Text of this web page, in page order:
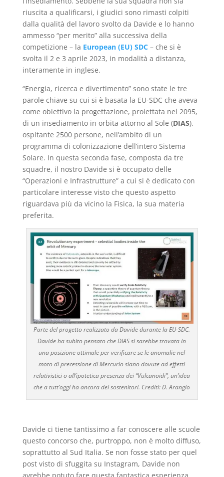
riuscita a qualificarsi, i giudici sono rimasti colpiti
dalla qualità del lavoro svolto da Davide e lo hanno
ammesso “per merito” alla successiva della
competizione – la European (EU) SDC– che si è
svolta il 2 e 3 aprile 2023, in modalità a distanza,
interamente in inglese.
“Energia, ricerca e divertimento” sono state le tre
parole chiave su cui si è basata la EU-SDC che aveva
come obiettivo la progettazione, proiettata nel 2095,
di un insediamento in orbita attorno al Sole (DIAS),
ospitante 2500 persone, nell’ambito di un
programma di colonizzazione dell’intero Sistema
Solare. In questa seconda fase, composta da tre
squadre, il nostro Davide si è occupato delle
“Operazioni e Infrastrutture” a cui si è dedicato con
particolare interesse visto che questo aspetto
riguardava più da vicino la Fisica, la sua materia
preferita.
Parte del progetto realizzato da Davide durante la EU-SDC.
Davide ha subito pensato che DIAS si sarebbe trovata in
una posizione ottimale per verificare se le anomalie nel
moto di precessione di Mercurio siano dovute ad effetti
relativistici o all’ipotetica presenza dei “Vulcanoidi”, un’idea
che a tutt’oggi ha ancora dei sostenitori. Crediti: D. Arangio
Davide ci tiene tantissimo a far conoscere alle scuole
questo concorso che, purtroppo, non è molto diffuso,
soprattutto al Sud Italia. Se non fosse stato per quel
post visto di sfuggita su Instagram, Davide non